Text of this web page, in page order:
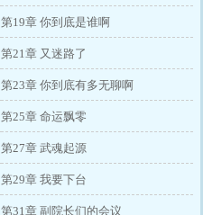
第19章 你到底是谁啊
第21章 又迷路了
第23章 你到底有多无聊啊
第25章 命运飘零
第27章 武魂起源
第29章 我要下台
第31章 副院长们的会议